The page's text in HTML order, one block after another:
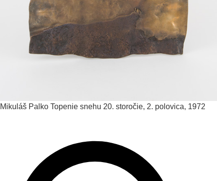
Mikuláš Palko Topenie snehu 20. storočie, 2. polovica, 1972